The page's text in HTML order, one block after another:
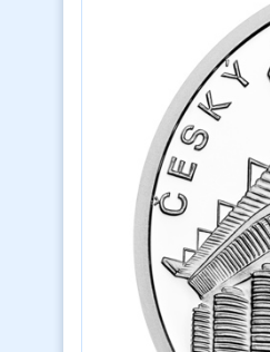
Previous